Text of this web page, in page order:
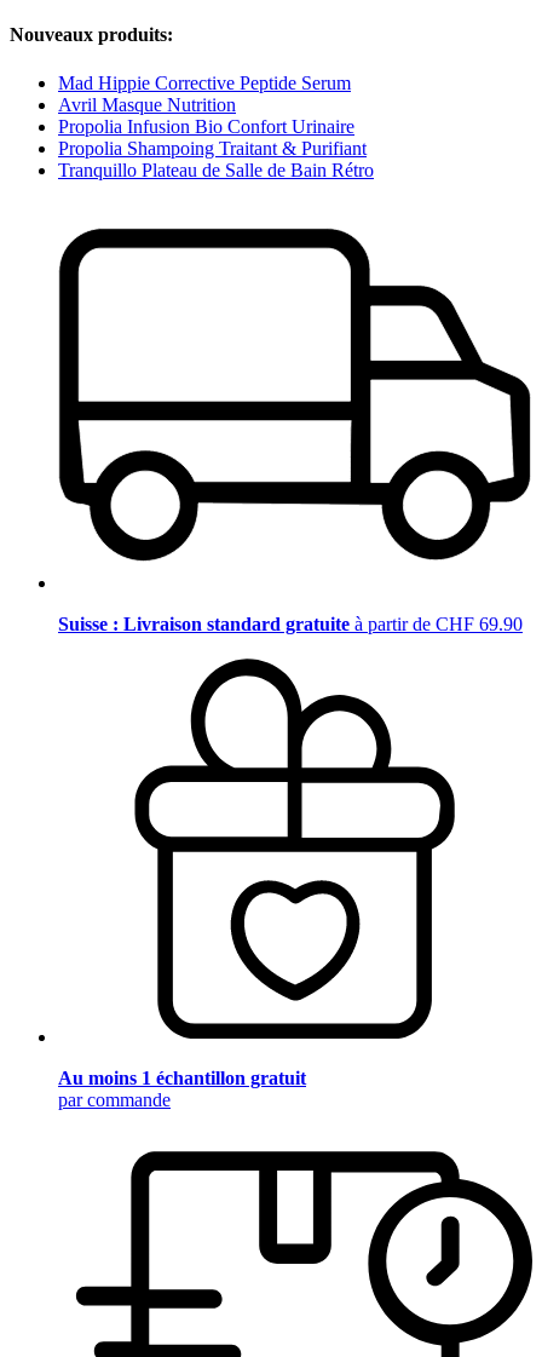
Nouveaux produits:
Mad Hippie Corrective Peptide Serum
Avril Masque Nutrition
Propolia Infusion Bio Confort Urinaire
Propolia Shampoing Traitant & Purifiant
Tranquillo Plateau de Salle de Bain Rétro
Suisse : Livraison standard gratuite à partir de CHF 69.90
Au moins 1 échantillon gratuit
par commande